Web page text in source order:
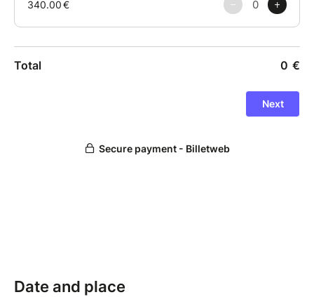
Une occasion unique de déconnexion et
d’expérimentation de l’autonomie en montagne… dans
la convivialité, la sororité et la bienveillance.
Pour plus de sérénité, une assurance annulation
(proposée par BilletWeb) est recommandée. Si
météorologiques (orage et-ou pluie persitante), un
Date and place